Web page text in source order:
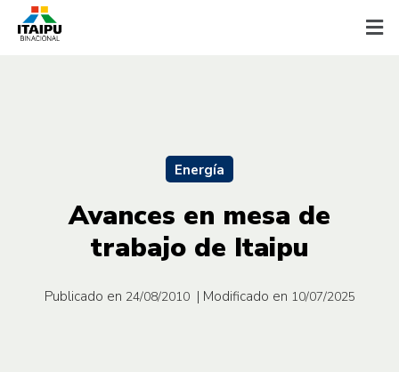
Energía
Avances en mesa de
trabajo de Itaipu
Publicado en 24/08/2010 | Modificado en 10/07/2025